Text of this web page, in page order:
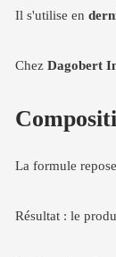
Il s'utilise en
Chez Dagobert
La formule
Résultat : le